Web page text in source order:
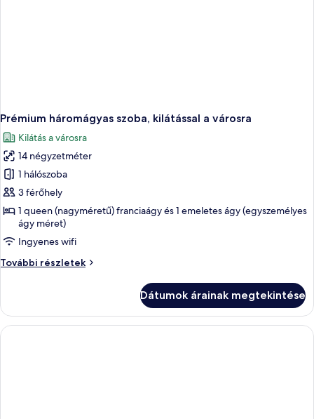
Prémium háromágyas szoba, kilátással a városra
Kilátás a városra
14 négyzetméter
1 hálószoba
3 férőhely
1 queen (nagyméretű) franciaágy és 1 emeletes ágy (egyszemélyes
ágy méret)
Ingyenes wifi
További részletek
Prémium
a
városra
további
Dátumok árainak megtekintése